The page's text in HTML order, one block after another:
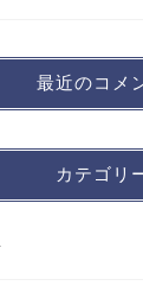
最近のコメ
カテゴリ